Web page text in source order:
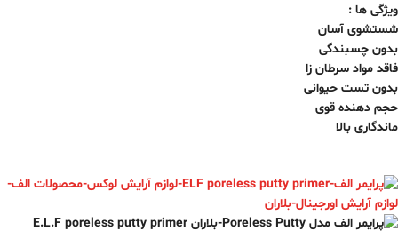
ویژگی ها :
شستشوی آسان
بدون چسبندگی
فاقد مواد سرطان زا
بدون تست حیوانی
حجم دهنده قوی
ماندگاری بالا